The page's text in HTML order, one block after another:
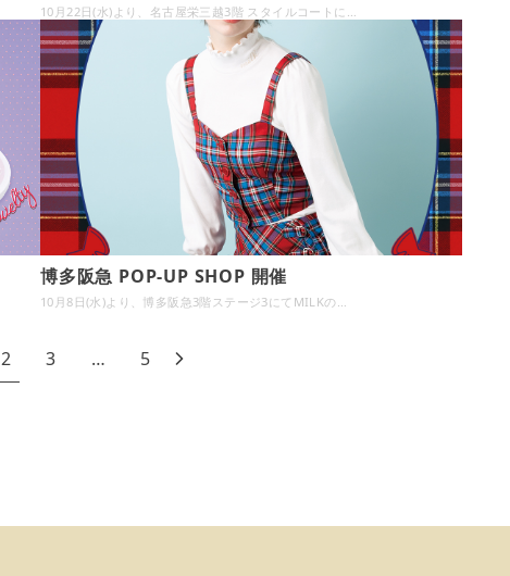
10月22日(水)より、名古屋栄三越3階 スタイルコートに…
博多阪急 POP-UP SHOP 開催
10月8日(水)より、博多阪急3階ステージ3にてMILKの…
2 3 … 5